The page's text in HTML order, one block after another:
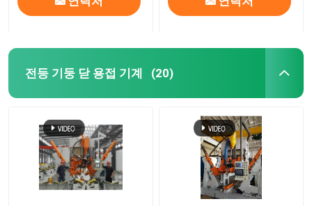
전등 기둥 닫 용접 기계 (20)